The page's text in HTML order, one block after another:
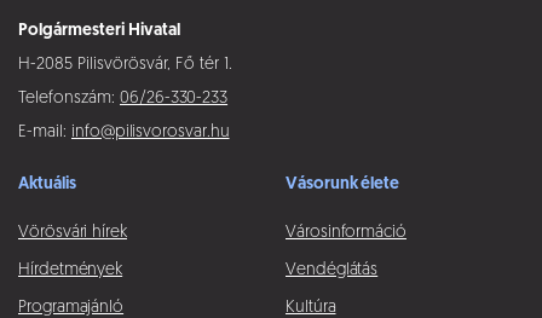
Polgármesteri Hivatal
H-2085 Pilisvörösvár, Fő tér 1.
Telefonszám: 06/26-330-233
E-mail: info@pilisvorosvar.hu
Aktuális
Vörösvári hírek
Hírdetmények
Programajánló
Vásorunk élete
Városinformáció
Vendéglátás
Kultúra